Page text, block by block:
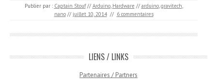
Publier par : Captain Stouf // Arduino, Hardware // arduino,gravitech,
nano // juillet 10, 2014 // 6 commentaires
LIENS / LINKS
Partenaires / Partners